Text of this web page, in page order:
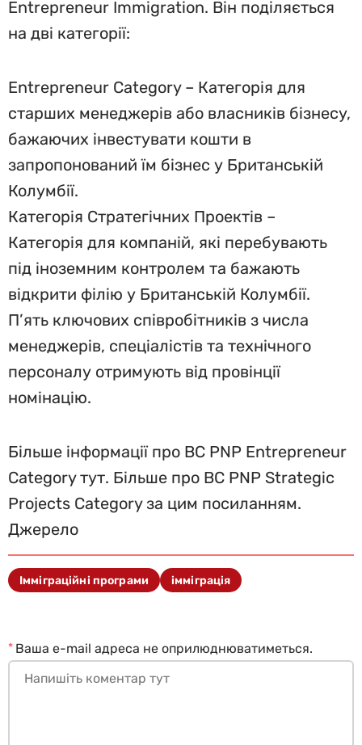
Entrepreneur Immigration. Він поділяється
на дві категорії:
Entrepreneur Category – Категорія для
старших менеджерів або власників бізнесу,
бажаючих інвестувати кошти в
запропонований їм бізнес у Британській
Колумбії.
Категорія Стратегічних Проектів –
Категорія для компаній, які перебувають
під іноземним контролем та бажають
відкрити філію у Британській Колумбії.
П’ять ключових співробітників з числа
менеджерів, спеціалістів та технічного
персоналу отримують від провінції
номінацію.
Більше інформації про BC PNP Entrepreneur
Category тут. Більше про BC PNP Strategic
Projects Category за цим посиланням.
Джерело
Імміграційні програми імміграція
Ваша e-mail адреса не оприлюднюватиметься.
*